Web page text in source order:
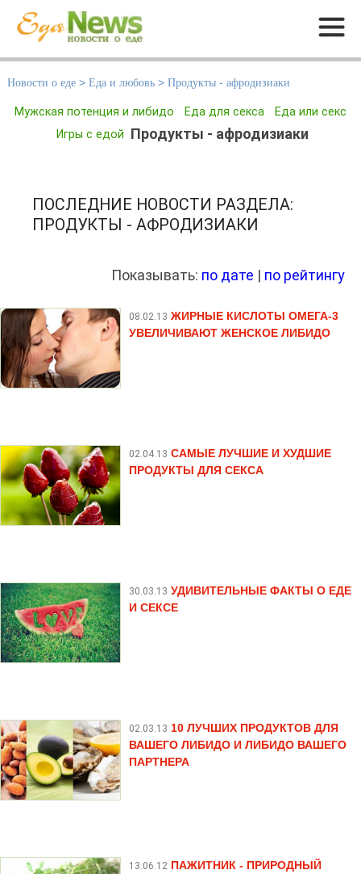
Меню
Новости о еде > Еда и любовь > Продукты - афродизиаки
Мужская потенция и либидо Еда для секса
Еда или секс
Игры с едой Продукты - афродизиаки
ПОСЛЕДНИЕ НОВОСТИ РАЗДЕЛА:
ПРОДУКТЫ - АФРОДИЗИАКИ
Показывать: по дате | по рейтингу
08.02.13 ЖИРНЫЕ КИСЛОТЫ ОМЕГА-3
УВЕЛИЧИВАЮТ ЖЕНСКОЕ ЛИБИДО
02.04.13 САМЫЕ ЛУЧШИЕ И ХУДШИЕ
ПРОДУКТЫ ДЛЯ СЕКСА
30.03.13 УДИВИТЕЛЬНЫЕ ФАКТЫ О ЕДЕ
И СЕКСЕ
02.03.13 10 ЛУЧШИХ ПРОДУКТОВ ДЛЯ
ВАШЕГО ЛИБИДО И ЛИБИДО ВАШЕГО
ПАРТНЕРА
13.06.12 ПАЖИТНИК - ПРИРОДНЫЙ